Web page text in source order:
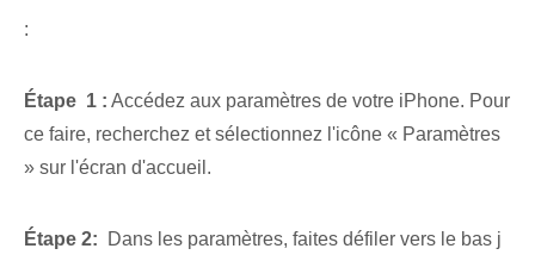
:
Étape ⁤ 1 : Accédez aux paramètres de votre iPhone. Pour
ce faire, recherchez et sélectionnez l'icône « Paramètres
» sur l'écran d'accueil.
Étape 2: ⁢ Dans les paramètres,⁤ faites défiler vers le bas j